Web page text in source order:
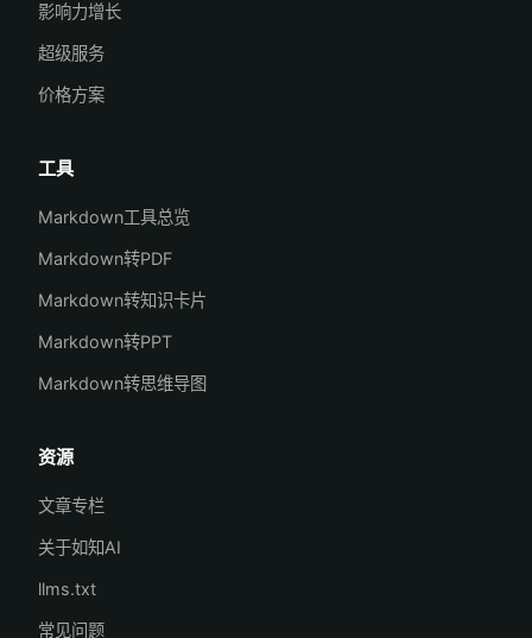
影响力增长
超级服务
价格方案
工具
Markdown工具总览
Markdown转PDF
Markdown转知识卡片
Markdown转PPT
Markdown转思维导图
资源
文章专栏
关于如知AI
llms.txt
常见问题